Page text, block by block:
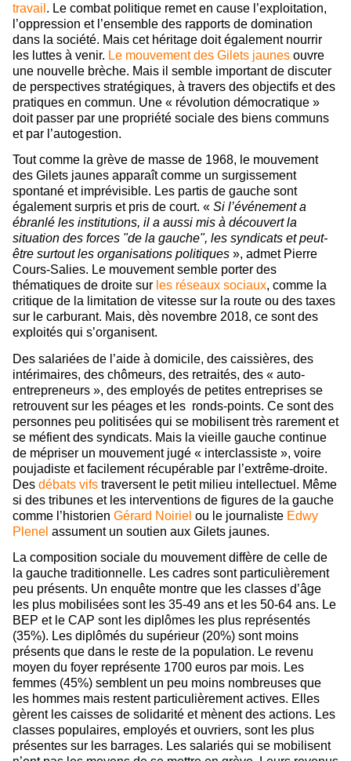
travail . Le combat politique remet en cause l’exploitation,
l’oppression et l’ensemble des rapports de domination
dans la société. Mais cet héritage doit également nourrir
les luttes à venir. Le mouvement des Gilets jaunes ouvre
une nouvelle brèche. Mais il semble important de discuter
de perspectives stratégiques, à travers des objectifs et des
pratiques en commun. Une « révolution démocratique »
doit passer par une propriété sociale des biens communs
et par l’autogestion.
Tout comme la grève de masse de 1968, le mouvement
des Gilets jaunes apparaît comme un surgissement
spontané et imprévisible. Les partis de gauche sont
également surpris et pris de court. « Si l’événement a
ébranlé les institutions, il a aussi mis à découvert la
situation des forces "de la gauche", les syndicats et peut-
être surtout les organisations politiques », admet Pierre
Cours-Salies. Le mouvement semble porter des
thématiques de droite sur les réseaux sociaux, comme la
critique de la limitation de vitesse sur la route ou des taxes
sur le carburant. Mais, dès novembre 2018, ce sont des
exploités qui s’organisent.
Des salariées de l’aide à domicile, des caissières, des
intérimaires, des chômeurs, des retraités, des « auto-
entrepreneurs », des employés de petites entreprises se
retrouvent sur les péages et les ronds-points. Ce sont des
personnes peu politisées qui se mobilisent très rarement et
se méfient des syndicats. Mais la vieille gauche continue
de mépriser un mouvement jugé « interclassiste », voire
poujadiste et facilement récupérable par l’extrême-droite.
Des débats vifs traversent le petit milieu intellectuel. Même
si des tribunes et les interventions de figures de la gauche
comme l’historien Gérard Noiriel ou le journaliste Edwy
Plenel assument un soutien aux Gilets jaunes.
La composition sociale du mouvement diffère de celle de
la gauche traditionnelle. Les cadres sont particulièrement
peu présents. Un enquête montre que les classes d’âge
les plus mobilisées sont les 35-49 ans et les 50-64 ans. Le
BEP et le CAP sont les diplômes les plus représentés
(35%). Les diplômés du supérieur (20%) sont moins
présents que dans le reste de la population. Le revenu
moyen du foyer représente 1700 euros par mois. Les
femmes (45%) semblent un peu moins nombreuses que
les hommes mais restent particulièrement actives. Elles
gèrent les caisses de solidarité et mènent des actions. Les
classes populaires, employés et ouvriers, sont les plus
présentes sur les barrages. Les salariés qui se mobilisent